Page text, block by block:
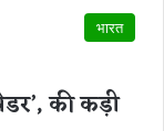
भारत
की कड़ी